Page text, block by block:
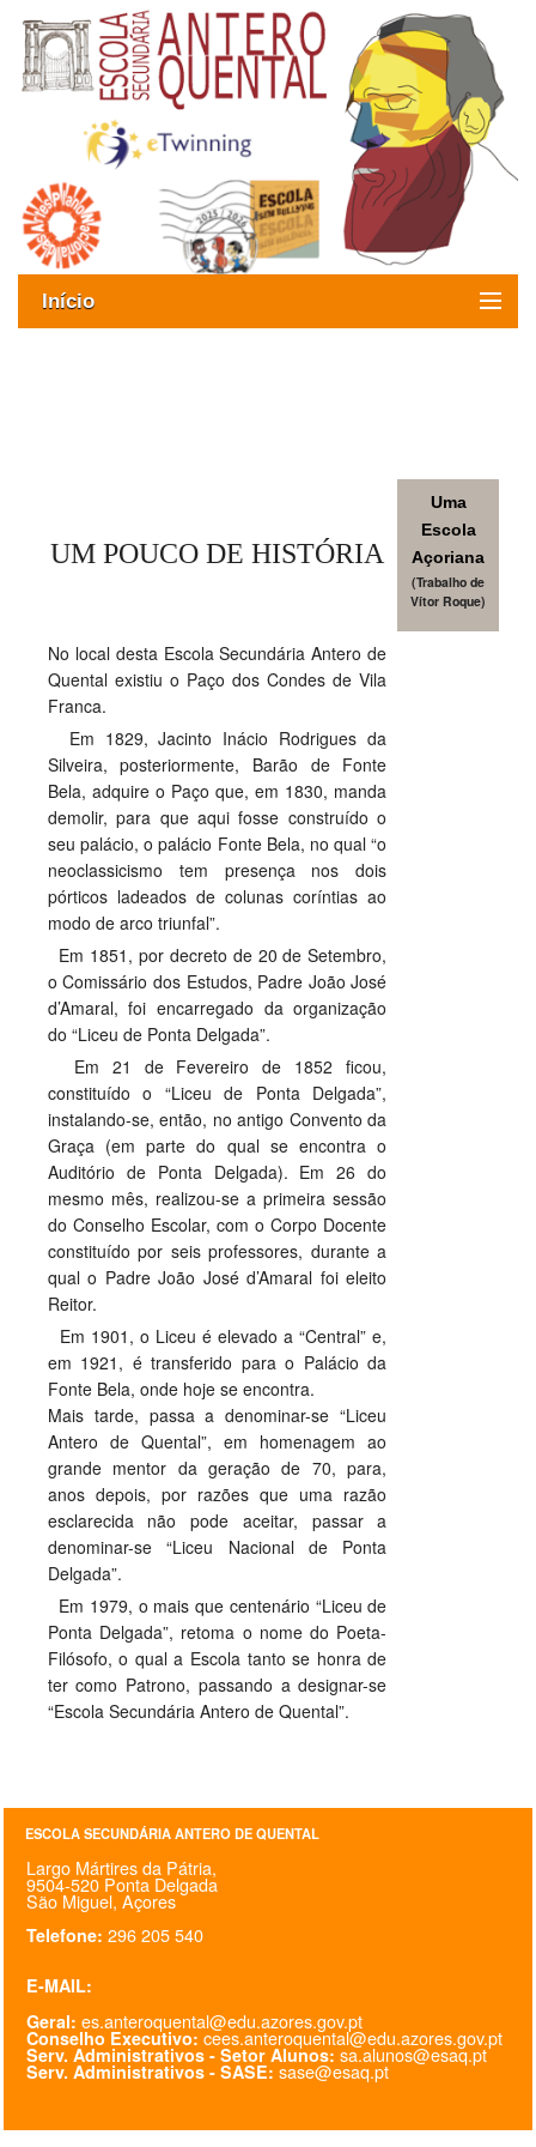
Início
SASE
Matrículas
@parlamentodosjovens_esaq
@esaq.erasmus
@oficina.do.largo
PROFESSORES
ENC. DE EDUCAÇÃO
UM POUCO DE HISTÓRIA
Uma
Escola
Açoriana
(Trabalho de
Vítor Roque)
No local desta Escola Secundária Antero de
Quental existiu o Paço dos Condes de Vila
Franca.
Em 1829, Jacinto Inácio Rodrigues da
Silveira, posteriormente, Barão de Fonte
Bela, adquire o Paço que, em 1830, manda
demolir, para que aqui fosse construído o
seu palácio, o palácio Fonte Bela, no qual “o
neoclassicismo tem presença nos dois
pórticos ladeados de colunas coríntias ao
modo de arco triunfal”.
Em 1851, por decreto de 20 de Setembro,
o Comissário dos Estudos, Padre João José
d’Amaral, foi encarregado da organização
do “Liceu de Ponta Delgada”.
Em 21 de Fevereiro de 1852 ficou,
constituído o “Liceu de Ponta Delgada”,
instalando-se, então, no antigo Convento da
Graça (em parte do qual se encontra o
Auditório de Ponta Delgada). Em 26 do
mesmo mês, realizou-se a primeira sessão
do Conselho Escolar, com o Corpo Docente
constituído por seis professores, durante a
qual o Padre João José d’Amaral foi eleito
Reitor.
Em 1901, o Liceu é elevado a “Central” e,
em 1921, é transferido para o Palácio da
Fonte Bela, onde hoje se encontra.
Mais tarde, passa a denominar-se “Liceu
Antero de Quental”, em homenagem ao
grande mentor da geração de 70, para,
anos depois, por razões que uma razão
esclarecida não pode aceitar, passar a
denominar-se “Liceu Nacional de Ponta
Delgada”.
Em 1979, o mais que centenário “Liceu de
Ponta Delgada”, retoma o nome do Poeta-
Filósofo, o qual a Escola tanto se honra de
ter como Patrono, passando a designar-se
“Escola Secundária Antero de Quental”.
ESCOLA SECUNDÁRIA ANTERO DE QUENTAL
Largo Mártires da Pátria,
9504-520 Ponta Delgada
São Miguel, Açores
Telefone: 296 205 540
E-MAIL:
Geral: es.anteroquental@edu.azores.gov.pt
Conselho Executivo: cees.anteroquental@edu.azores.gov.pt
Serv. Administrativos - Setor Alunos: sa.alunos@esaq.pt
Serv. Administrativos - SASE: sase@esaq.pt